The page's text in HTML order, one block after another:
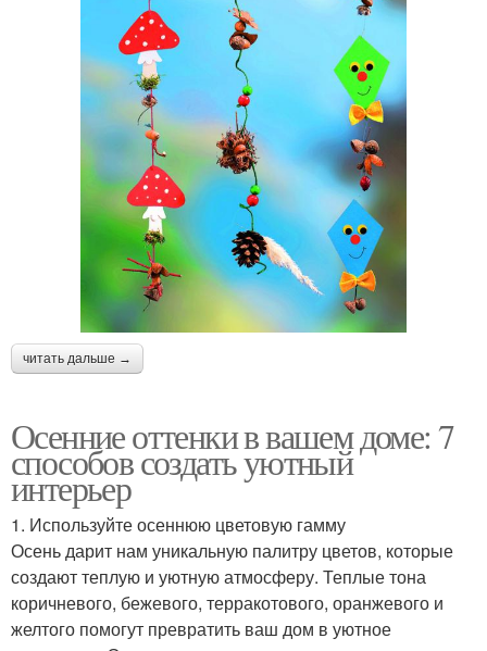
читать дальше →
Осенние оттенки в вашем доме: 7
способов создать уютный
интерьер
1. Используйте осеннюю цветовую гамму
Осень дарит нам уникальную палитру цветов, которые
создают теплую и уютную атмосферу. Теплые тона
коричневого, бежевого, терракотового, оранжевого и
желтого помогут превратить ваш дом в уютное